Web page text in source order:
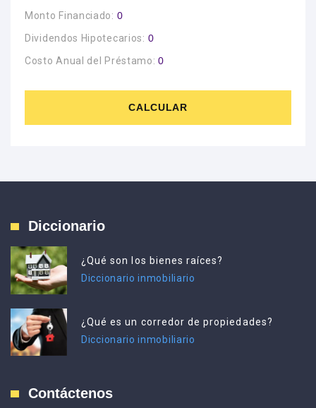
Monto Financiado: 0
Dividendos Hipotecarios: 0
Costo Anual del Préstamo:0
CALCULAR
Diccionario
¿Qué son los bienes raíces?
Diccionario inmobiliario
¿Qué es un corredor de propiedades?
Diccionario inmobiliario
Contáctenos